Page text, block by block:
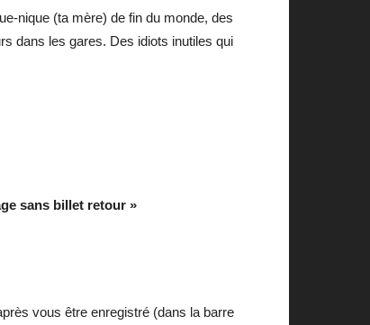
nique (ta mère) de fin du monde, des
dans les gares. Des idiots inutiles qui
sans billet retour »
vous être enregistré (dans la barre